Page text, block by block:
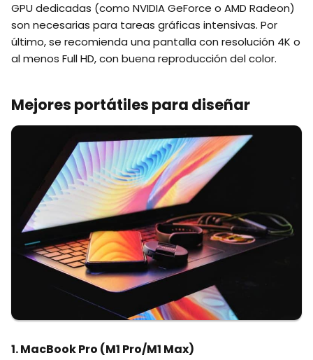
GPU dedicadas (como NVIDIA GeForce o AMD Radeon)
son necesarias para tareas gráficas intensivas. Por
último, se recomienda una pantalla con resolución 4K o
al menos Full HD, con buena reproducción del color.
Mejores portátiles para diseñar
1. MacBook Pro (M1 Pro/M1 Max)